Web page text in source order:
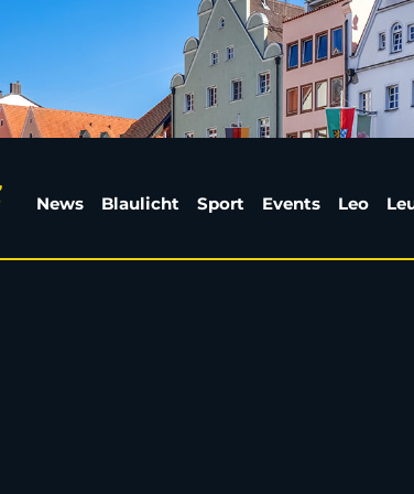
der FOS/
News Blaulicht Sport Events Leo